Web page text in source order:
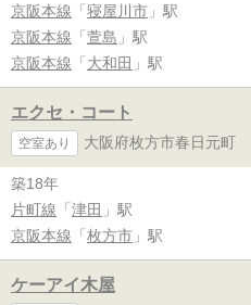
京阪本線 「 寝屋川市 」駅
京阪本線 「 萱島 」駅
京阪本線 「 大和田 」駅
エクセ・コート
空室あり 大阪府枚方市春日元町
築18年
片町線 「 津田 」駅
京阪本線 「 枚方市 」駅
ケーアイ木屋